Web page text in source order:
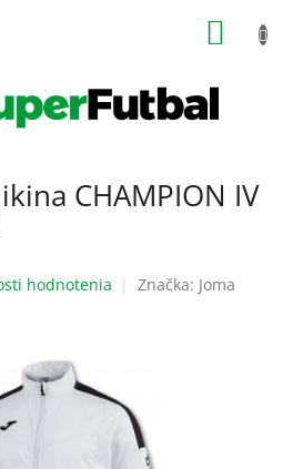
CHAMPION IV
hodnotenia Značka: Joma